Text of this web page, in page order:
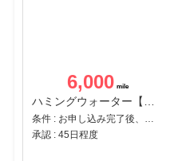
6,000
承認 : 45日程度